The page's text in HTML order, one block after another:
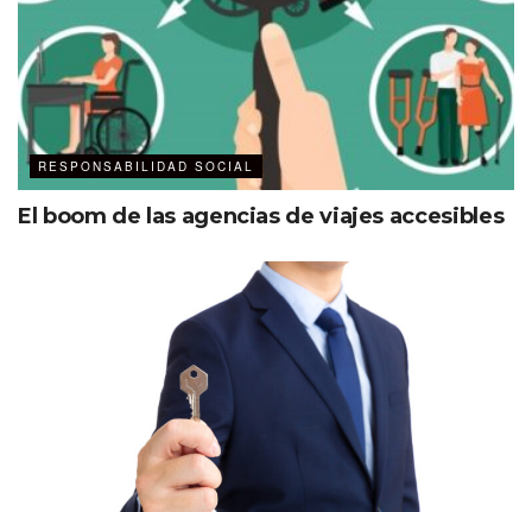
RESPONSABILIDAD SOCIAL
El boom de las agencias de viajes accesibles